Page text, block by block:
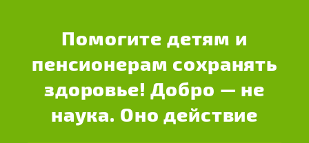
Помогите детям и
пенсионерам сохранять
здоровье! Добро — не
наука. Оно действие